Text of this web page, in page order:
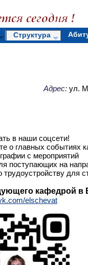
Структура
Адрес: ул.
в наши соцсети!
о главных событиях
с мероприятий
поступающих на
для
кафедрой в
elschevat